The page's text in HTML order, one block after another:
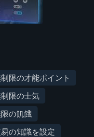
限の才能ポイント
限の士気
の飢餓
の知識を設定